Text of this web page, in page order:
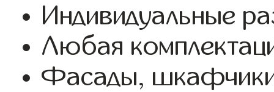
Индивидуальные
Любая
Фасады,